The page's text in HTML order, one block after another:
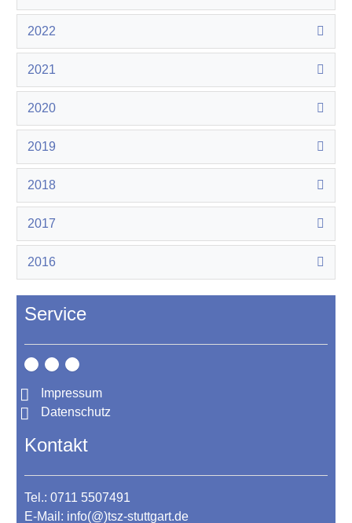
2022
2021
2020
2019
2018
2017
2016
Service
Impressum
Datenschutz
Kontakt
Tel.: 0711 5507491
E-Mail: info(@)tsz-stuttgart.de